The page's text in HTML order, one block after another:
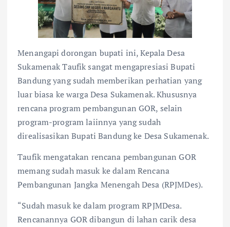
Menangapi dorongan bupati ini, Kepala Desa
Sukamenak Taufik sangat mengapresiasi Bupati
Bandung yang sudah memberikan perhatian yang
luar biasa ke warga Desa Sukamenak. Khususnya
rencana program pembangunan GOR, selain
program-program laiinnya yang sudah
direalisasikan Bupati Bandung ke Desa Sukamenak.
Taufik mengatakan rencana pembangunan GOR
memang sudah masuk ke dalam Rencana
Pembangunan Jangka Menengah Desa (RPJMDes).
“Sudah masuk ke dalam program RPJMDesa.
Rencanannya GOR dibangun di lahan carik desa